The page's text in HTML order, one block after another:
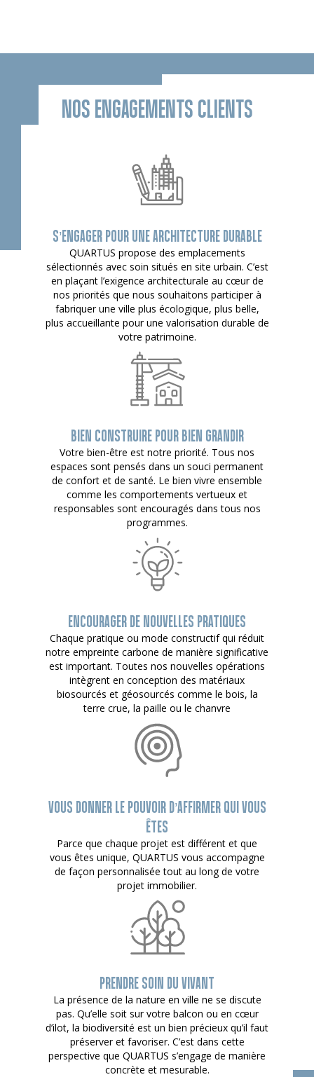
NOS ENGAGEMENTS CLIENTS
S’ENGAGER POUR UNE ARCHITECTURE DURABLE
QUARTUS propose des emplacements
sélectionnés avec soin situés en site urbain. C’est
en plaçant l’exigence architecturale au cœur de
nos priorités que nous souhaitons participer à
fabriquer une ville plus écologique, plus belle,
plus accueillante pour une valorisation durable de
votre patrimoine.
BIEN CONSTRUIRE POUR BIEN GRANDIR
Votre bien-être est notre priorité. Tous nos
espaces sont pensés dans un souci permanent
de confort et de santé. Le bien vivre ensemble
comme les comportements vertueux et
responsables sont encouragés dans tous nos
programmes.
ENCOURAGER DE NOUVELLES PRATIQUES
Chaque pratique ou mode constructif qui réduit
notre empreinte carbone de manière significative
est important. Toutes nos nouvelles opérations
intègrent en conception des matériaux
biosourcés et géosourcés comme le bois, la
terre crue, la paille ou le chanvre
VOUS DONNER LE POUVOIR D’AFFIRMER QUI VOUS
ÊTES
Parce que chaque projet est différent et que
vous êtes unique, QUARTUS vous accompagne
de façon personnalisée tout au long de votre
projet immobilier.
PRENDRE SOIN DU VIVANT
La présence de la nature en ville ne se discute
pas. Qu’elle soit sur votre balcon ou en cœur
d’ilot, la biodiversité est un bien précieux qu’il faut
préserver et favoriser. C’est dans cette
perspective que QUARTUS s’engage de manière
concrète et mesurable.